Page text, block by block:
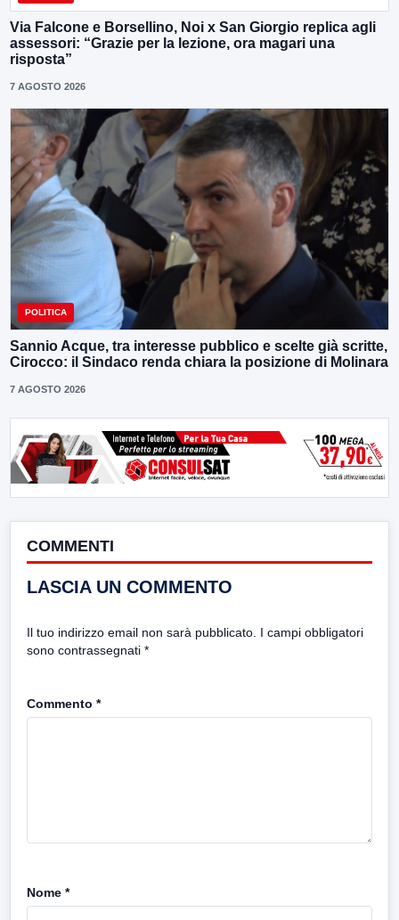
Via Falcone e Borsellino, Noi x San Giorgio replica agli
assessori: “Grazie per la lezione, ora magari una
risposta”
7 AGOSTO 2026
POLITICA
Sannio Acque, tra interesse pubblico e scelte già scritte,
Cirocco: il Sindaco renda chiara la posizione di Molinara
7 AGOSTO 2026
COMMENTI
LASCIA UN COMMENTO
Il tuo indirizzo email non sarà pubblicato. I campi obbligatori
sono contrassegnati *
Commento *
Nome *